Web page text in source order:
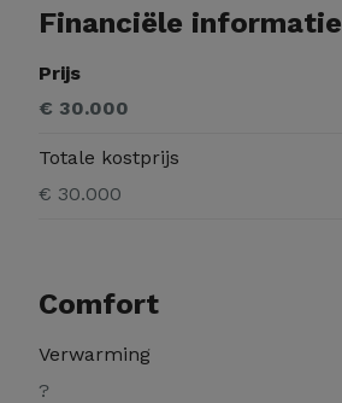
Financiële informatie
Prijs
€ 30.000
Totale kostprijs
€ 30.000
Comfort
Verwarming
?